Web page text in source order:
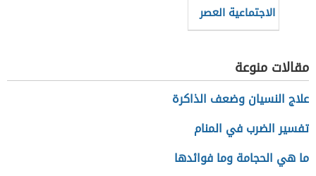
الاجتماعية العصر
الجاهلي
مقالات منوعة
علاج النسيان وضعف الذاكرة
تفسير الضرب في المنام
ما هي الحجامة وما فوائدها